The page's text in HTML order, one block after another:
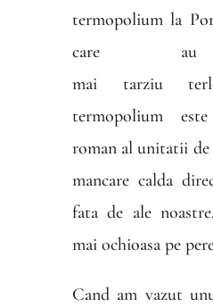
termopolium la
care au
mai tarziu
termopolium
roman al unitatii de
mancare calda
fata de ale
mai ochioasa pe
Cand am vazut